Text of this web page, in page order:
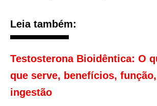
Leia também:
Testosterona Bioidêntica: O
que serve, benefícios,
ingestão